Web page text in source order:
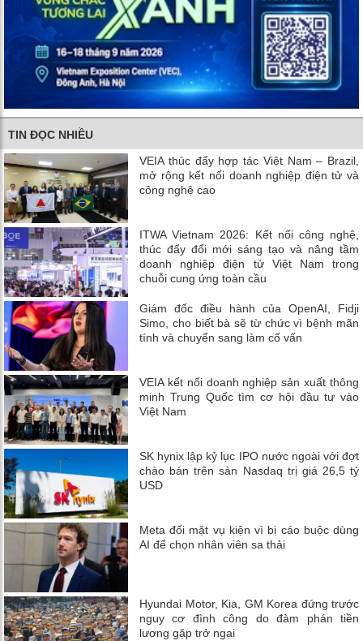
TIN ĐỌC NHIỀU
VEIA thúc đẩy hợp tác Việt Nam – Brazil,
mở rộng kết nối doanh nghiệp điện tử và
công nghệ cao
ITWA Vietnam 2026: Kết nối công nghệ,
thúc đẩy đổi mới sáng tạo và nâng tầm
doanh nghiệp điện tử Việt Nam trong
chuỗi cung ứng toàn cầu
Giám đốc điều hành của OpenAI, Fidji
Simo, cho biết bà sẽ từ chức vì bệnh mãn
tính và chuyển sang làm cố vấn
VEIA kết nối doanh nghiệp sản xuất thông
minh Trung Quốc tìm cơ hội đầu tư vào
Việt Nam
SK hynix lập kỷ lục IPO nước ngoài với đợt
chào bán trên sàn Nasdaq trị giá 26,5 tỷ
USD
Meta đối mặt vụ kiện vì bị cáo buộc dùng
AI để chọn nhân viên sa thải
Hyundai Motor, Kia, GM Korea đứng trước
nguy cơ đình công do đàm phán tiền
lương gặp trở ngại